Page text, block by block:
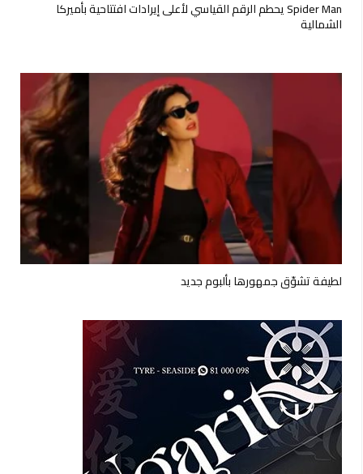
Spider Man يحطم الرقم القياسي لأعلى إيرادات افتتاحية بأميركا
الشمالية
لطيفة تشوّق جمهورها بألبوم جديد